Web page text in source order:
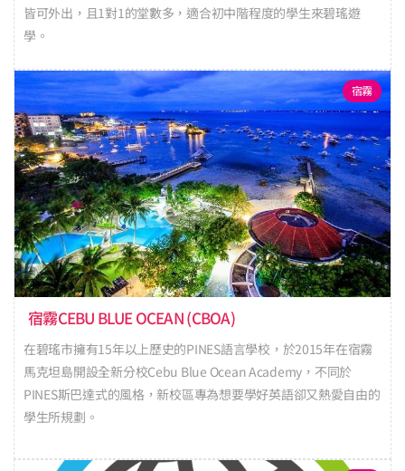
皆可外出，且1對1的堂數多，適合初中階程度的學生來碧瑤遊
學。
宿霧
宿霧CEBU BLUE OCEAN (CBOA)
在碧瑤市擁有15年以上歷史的PINES語言學校，於2015年在宿霧
馬克坦島開設全新分校Cebu Blue Ocean Academy，不同於
PINES斯巴達式的風格，新校區專為想要學好英語卻又熱愛自由的
學生所規劃。